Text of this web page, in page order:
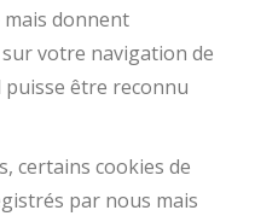
donnent
votre navigation de
être reconnu
certains cookies de
par nous mais